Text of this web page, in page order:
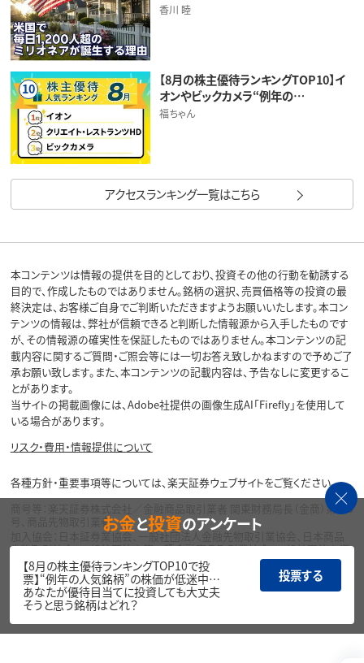
香川 睦
10
【8月の株主優待ランキングTOP10】イ
オンやビックカメラ“例年の…
福ちゃん
アクセスランキング一覧はこちら
本コンテンツは情報の提供を目的としており、投資その他の行動を勧誘する
目的で、作成したものではありません。銘柄の選択、売買価格等の投資の最
終決定は、お客様ご自身でご判断いただきますようお願いいたします。本コン
テンツの情報は、弊社が信頼できると判断した情報源から入手したものです
が、その情報源の確実性を保証したものではありません。本コンテンツの記
載内容に関するご質問・ご照会等には一切お答え致しかねますので予めご了
承お願い致します。また、本コンテンツの記載内容は、予告なしに変更するこ
とがあります。
当サイトの掲載画像には、Adobe社提供の画像生成AI「Firefly」を使用して
いる場合があります。
リスク・費用・情報提供について
各種方針・重要事項等については、楽天証券ウェブサイトをご覧ください。
商号等：楽天証券株式会社／金融商品取引業者 関東財務局長（金商）第195
号、商品先物取引業者
加入協会：日本証券業協会、一般社団法人金融先物取引業協会、日本商品
先物取引協会、一般社団法人第二種金融商品取引業協会、一般社団法人資
産運用業協会
Copyright©
1999-2026 Rakuten Securities, Inc. All
お金と投資のアンケート
【8月の株主優待ランキングTOP10で投
票】“例年の人気銘柄”の株価が低迷中…
あなたが優待目当てに投資しても大丈夫
そうと思う銘柄はどれ？
投票する